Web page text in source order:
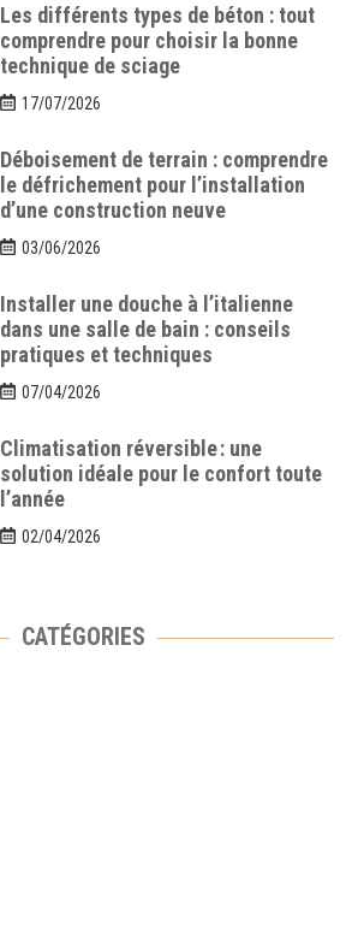
Les différents types de béton : tout
comprendre pour choisir la bonne
technique de sciage
17/07/2026
Déboisement de terrain : comprendre
le défrichement pour l’installation
d’une construction neuve
03/06/2026
Installer une douche à l’italienne
dans une salle de bain : conseils
pratiques et techniques
07/04/2026
Climatisation réversible : une
solution idéale pour le confort toute
l’année
02/04/2026
CATÉGORIES